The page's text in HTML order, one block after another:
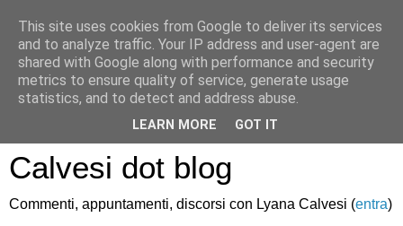
Atletica Sandro
Calvesi dot blog
Commenti, appuntamenti, discorsi con Lyana Calvesi (entra)
This site uses cookies from Google to deliver its services
and to analyze traffic. Your IP address and user-agent are
shared with Google along with performance and security
metrics to ensure quality of service, generate usage
statistics, and to detect and address abuse.
LEARN MORE GOT IT